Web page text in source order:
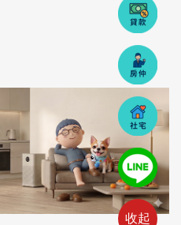
收起